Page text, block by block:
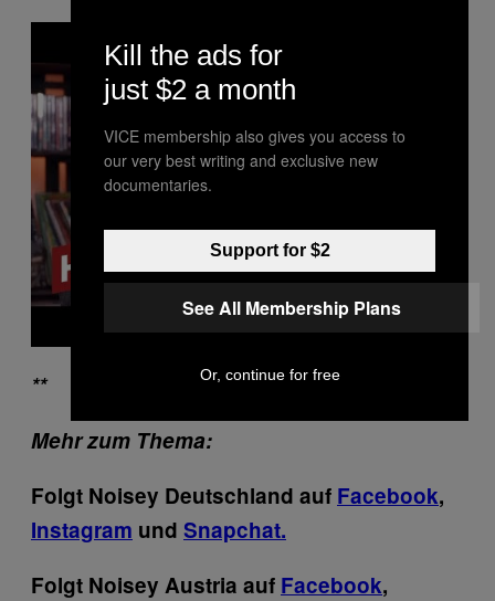
v
i
d
e
o
**
Mehr zum Thema:
Folgt Noisey Deutschland auf Facebook,
Instagram und Snapchat.
Folgt Noisey Austria auf Facebook,
Kill the ads for
just $2 a month
VICE membership also gives you access to
our very best writing and exclusive new
documentaries.
Support for $2
See All Membership Plans
Or, continue for free